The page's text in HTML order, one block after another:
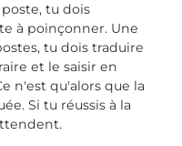
tu dois
à poinçonner. Une
tu dois traduire
et le saisir en
n'est qu'alors que la
Si tu réussis à la